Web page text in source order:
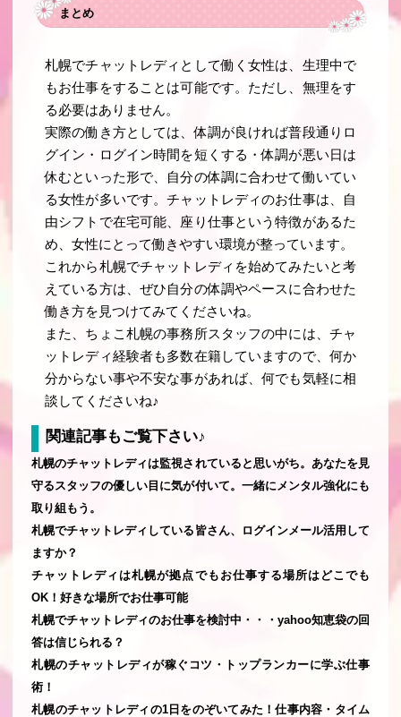
まとめ
札幌でチャットレディとして働く女性は、生理中で
もお仕事をすることは可能です。ただし、無理をす
る必要はありません。
実際の働き方としては、体調が良ければ普段通りロ
グイン・ログイン時間を短くする・体調が悪い日は
休むといった形で、自分の体調に合わせて働いてい
る女性が多いです。チャットレディのお仕事は、自
由シフトで在宅可能、座り仕事という特徴があるた
め、女性にとって働きやすい環境が整っています。
これから札幌でチャットレディを始めてみたいと考
えている方は、ぜひ自分の体調やペースに合わせた
働き方を見つけてみてくださいね。
また、ちょこ札幌の事務所スタッフの中には、チャ
ットレディ経験者も多数在籍していますので、何か
分からない事や不安な事があれば、何でも気軽に相
談してくださいね♪
関連記事もご覧下さい♪
札幌のチャットレディは監視されていると思いがち。あなたを見
守るスタッフの優しい目に気が付いて。一緒にメンタル強化にも
取り組もう。
札幌でチャットレディしている皆さん、ログインメール活用して
ますか？
チャットレディは札幌が拠点でもお仕事する場所はどこでも
OK！好きな場所でお仕事可能
札幌でチャットレディのお仕事を検討中・・・yahoo知恵袋の回
答は信じられる？
札幌のチャットレディが稼ぐコツ・トップランカーに学ぶ仕事
術！
札幌のチャットレディの1日をのぞいてみた！仕事内容・タイム